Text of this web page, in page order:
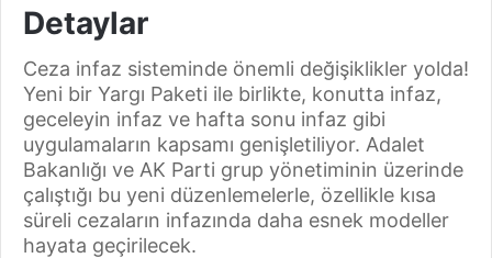
Detaylar
Ceza infaz sisteminde önemli değişiklikler yolda!
Yeni bir Yargı Paketi ile birlikte, konutta infaz,
geceleyin infaz ve hafta sonu infaz gibi
uygulamaların kapsamı genişletiliyor. Adalet
Bakanlığı ve AK Parti grup yönetiminin üzerinde
çalıştığı bu yeni düzenlemelerle, özellikle kısa
süreli cezaların infazında daha esnek modeller
hayata geçirilecek.